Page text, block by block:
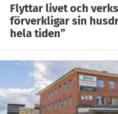
Flyttar livet och
förverkligar sin
hela tiden”